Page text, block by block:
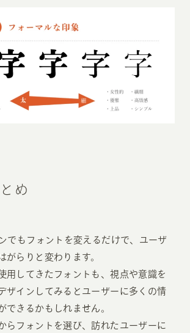
め
でもフォントを変えるだけで、ユーザ
がらりと変わります。
用してきたフォントも、視点や意識を
ザインしてみるとユーザーに多くの情
できるかもしれません。
らフォントを選び、訪れたユーザーに